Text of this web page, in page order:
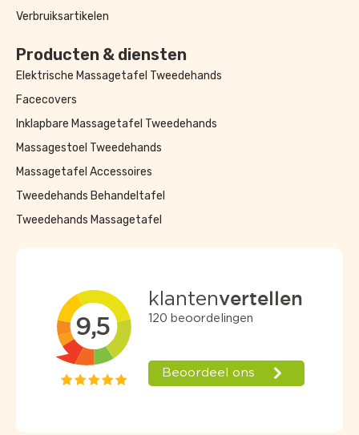
Verbruiksartikelen
Producten & diensten
Elektrische Massagetafel Tweedehands
Facecovers
Inklapbare Massagetafel Tweedehands
Massagestoel Tweedehands
Massagetafel Accessoires
Tweedehands Behandeltafel
Tweedehands Massagetafel